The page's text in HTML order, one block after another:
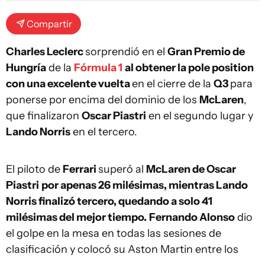
Compartir
Charles Leclercsorprendió en el Gran Premio de
Hungríade la Fórmula 1 al obtener la pole position
con una excelente vueltaen el cierre de la Q3para
ponerse por encima del dominio de los McLaren,
que finalizaron Oscar Piastri en el segundo lugar y
Lando Norrisen el tercero.
El piloto de Ferrarisuperó al McLaren de Oscar
Piastri por apenas 26 milésimas, mientras Lando
Norris finalizó tercero, quedando a solo 41
milésimas del mejor tiempo. Fernando Alonsodio
el golpe en la mesa en todas las sesiones de
clasificación y colocó su Aston Martin entre los